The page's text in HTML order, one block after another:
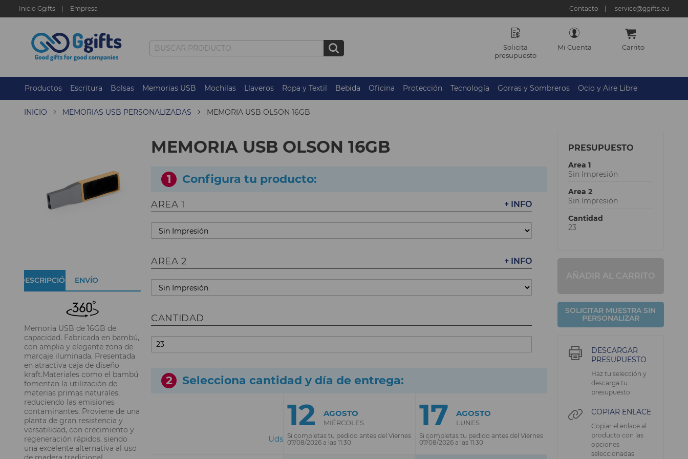
Inicio Ggifts Empresa Contacto service@ggifts.eu
Solicita
presupuesto
Mi Cuenta Carrito
Productos Escritura Bolsas Memorias USB Mochilas Llaveros Ropa y Textil Bebida Oficina Protección Tecnología Gorras y Sombreros Ocio y Aire Libre
INICIO MEMORIAS USB PERSONALIZADAS MEMORIA USB OLSON 16GB
DESCRIPCIÓN
Memoria USB de 16GB de
capacidad. Fabricada en bambú,
con amplia y elegante zona de
marcaje iluminada. Presentada
en atractiva caja de diseño
kraft.Materiales como el bambú
fomentan la utilización de
materias primas naturales,
reduciendo las emisiones
contaminantes. Proviene de una
planta de gran resistencia y
versatilidad, con crecimiento y
regeneración rápidos, siendo
una excelente alternativa al uso
ENVÍO
MEMORIA USB OLSON 16GB
1 Configura tu producto:
+ INFO
AREA 1
+ INFO
AREA 2
CANTIDAD
2 Selecciona cantidad y día de entrega:
Uds
12 AGOSTO
MIÉRCOLES
Si completas tu pedido antes del Viernes
07/08/2026 a las 11:30
17 AGOSTO
LUNES
Si completas tu pedido antes del Viernes
07/08/2026 a las 11:30
PRESUPUESTO
Area 1
Sin Impresión
Area 2
Sin Impresión
Cantidad
23
AÑADIR AL CARRITO
SOLICITAR MUESTRA SIN
PERSONALIZAR
DESCARGAR
PRESUPUESTO
Haz tu selección y
descarga tu
presupuesto
COPIAR ENLACE
Copiar el enlace al
producto con las
opciones
seleccionadas